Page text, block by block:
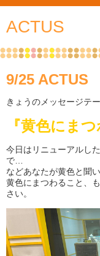
ACTUS
9/25 ACTUS
きょうのメッセージテ
『黄色にま
今日はリニューアルし
で…
などあなたが黄色と聞
黄色にまつわること、
さい。